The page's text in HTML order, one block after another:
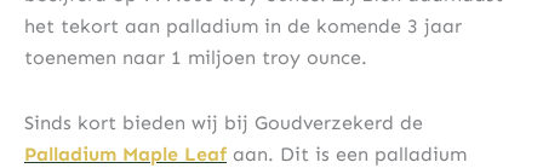
het tekort aan palladium in de komende 3 jaar
toenemen naar 1 miljoen troy ounce.
Sinds kort bieden wij bij Goudverzekerd de
Palladium Maple Leaf aan. Dit is een palladium